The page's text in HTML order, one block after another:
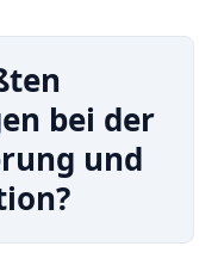
bei der
und